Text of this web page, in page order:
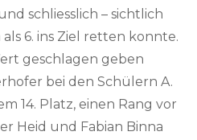
schliesslich – sichtlich
6. ins Ziel retten konnte.
geschlagen geben
bei den Schülern A.
14. Platz, einen Rang vor
Heid und Fabian Binna